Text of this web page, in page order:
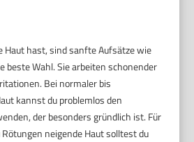
Haut hast, sind sanfte Aufsätze wie
beste Wahl. Sie arbeiten schonender
Bei normaler bis
kannst du problemlos den
der besonders gründlich ist. Für
neigende Haut solltest du